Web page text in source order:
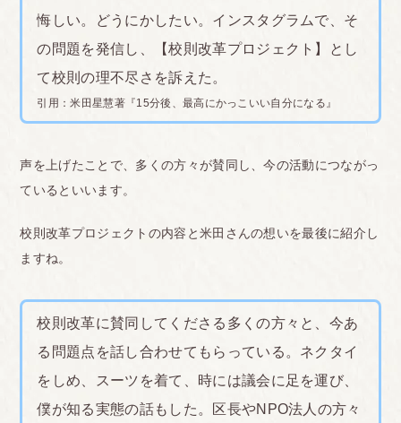
■神奈川
地毛の色が茶色だからって次の日までに黒髪戻しで
退学です。<br>
■神奈川
るのですが、学校につけて行ったら、今すぐ外せと
言われ化粧落としをつかって落とさせられました。
また反省文を二枚かかされ、自分のコンプレックス
をなぜこんなにも公にしてしかも反省しなければい
悔しい。どうにかしたい。インスタグラムで、そ
の問題を発信し、【校則改革プロジェクト】とし
て校則の理不尽さを訴えた。
引用：米田星慧著『15分後、最高にかっこいい自分になる 』
声を上げたことで、多くの方々が賛同し、今の活動につながっ
ているといいます。
校則改革プロジェクトの内容と米田さんの想いを最後に紹介し
ますね。
校則改革に賛同してくださる多くの方々と、今あ
る問題点を話し合わせてもらっている。ネクタイ
をしめ、スーツを着て、時には議会に足を運び、
僕が知る実態の話もした。区長やNPO法人の方々